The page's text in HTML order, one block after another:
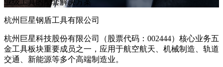
业级工具的配套解决方案
杭州巨星钢盾工具有限公司
杭州巨星科技股份有限公司（股票代码：002444）核心业务五
金工具板块重要成员之一，应用于航空航天、机械制造、轨道
交通、新能源等多个高端制造业。